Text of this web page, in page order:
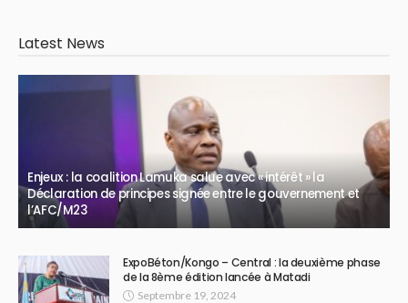
Latest News
Enjeux : la coalition Lamuka salue avec « intérêt » la
Déclaration de principes signée entre le gouvernement et
l’AFC/M23
ExpoBéton/Kongo – Central : la deuxième phase
de la 8ème édition lancée à Matadi
Septembre 19, 2024